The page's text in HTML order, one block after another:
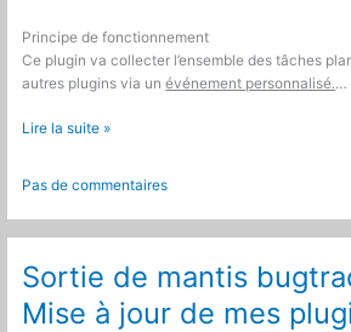
Principe de fonctionnement
Ce plugin va collecter l’ensemble des tâches
autres plugins via unévénement personnalisé.…
Mantis
Gestion
des
cron
Lire la suite »
Pas de commentaires
Sortie de mantis
Mise à jour de mes